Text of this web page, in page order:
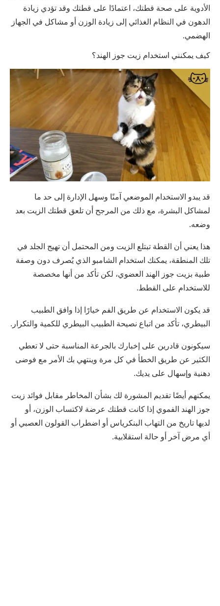
الأدوية على صحة قطتك، اعتمادًا على قطتك وقد تؤدي زيادة
الدهون في النظام الغذائي إلى زيادة الوزن أو مشاكل في الجهاز
الهضمي.
كيف يمكنني استخدام زيت جوز الهند؟
قد يبدو الاستخدام الموضعي آمنًا وسهل الإدارة إلى حد ما
لمشاكل البشرة، مع ذلك من المرجح أن تلعق قطتك الزيت بعد
وضعه.
هذا يعني أن القطة تبتلع الزيت ومن المحتمل أن تهيج الجلد في
تلك المنطقة، يمكنك استخدام الشامبو الذي يُصرف دون وصفة
طبية بزيت جوز الهند العضوي، لكن تأكد من أنها مخصصة
للاستخدام على القطط.
قد يكون الاستخدام عن طريق الفم خيارًا إذا وافق الطبيب
البيطري، تأكد من اتباع نصيحة الطبيب البيطري للكمية والتكرار.
سيكونون قادرين على إخبارك بالجرعة المناسبة حتى لا تعطي
الكثير عن طريق الخطأ في كل مرة وينتهي بك الأمر مع فوضى
دهنية وإسهال على يديك.
يمكنهم أيضًا تقديم المشورة لك بشأن المخاطر مقابل فوائد زيت
جوز الهند الفموي إذا كانت قطتك عرضة لاكتساب الوزن، أو
لديها تاريخ من التهاب البنكرياس أو اضطراب القولون العصبي أو
أي مرض آخر أو حالة استقلابية.